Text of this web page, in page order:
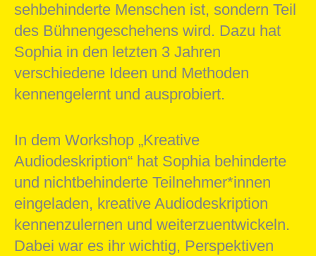
sehbehinderte Menschen ist, sondern Teil
des Bühnengeschehens wird. Dazu hat
Sophia in den letzten 3 Jahren
verschiedene Ideen und Methoden
kennengelernt und ausprobiert.
In dem Workshop „Kreative
Audiodeskription“ hat Sophia behinderte
und nichtbehinderte Teilnehmer*innen
eingeladen, kreative Audiodeskription
kennenzulernen und weiterzuentwickeln.
Dabei war es ihr wichtig, Perspektiven